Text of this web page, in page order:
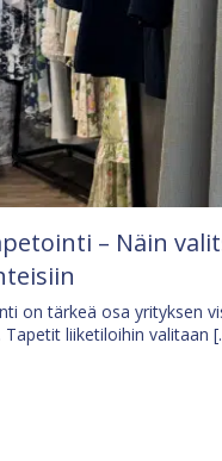
– Näin
on tärkeä osa yrityksen
liiketiloihin valitaan